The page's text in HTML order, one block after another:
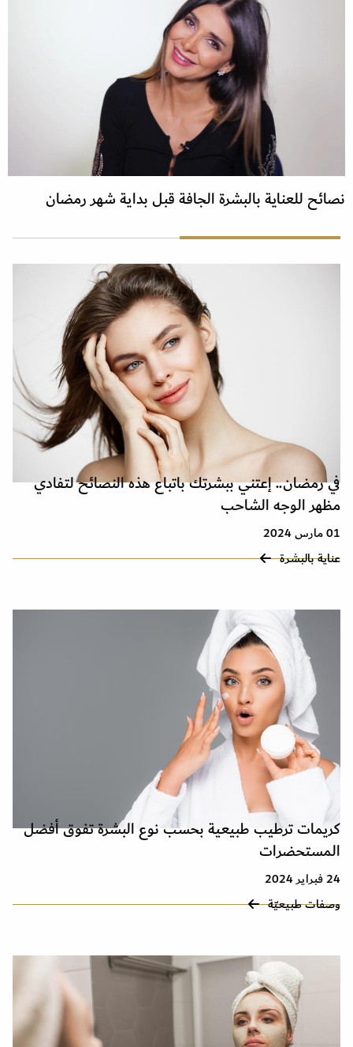
نصائح للعناية بالبشرة الجافة قبل بداية شهر رمضان
في رمضان.. إعتني ببشرتك باتباع هذه النصائح لتفادي
مظهر الوجه الشاحب
01 مارس 2024
عناية بالبشرة
كريمات ترطيب طبيعية بحسب نوع البشرة تفوق أفضل
المستحضرات
24 فبراير 2024
وصفات طبيعيّة